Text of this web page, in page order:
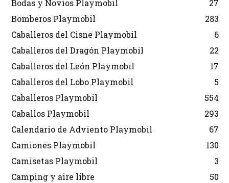
Bodas y Novios Playmobil
27
Bomberos Playmobil
283
Caballeros del Cisne Playmobil
6
Caballeros del Dragón Playmobil
22
Caballeros del León Playmobil
17
Caballeros del Lobo Playmobil
5
Caballeros Playmobil
554
Caballos Playmobil
293
Calendario de Adviento Playmobil
67
Camiones Playmobil
130
Camisetas Playmobil
3
Camping y aire libre
50